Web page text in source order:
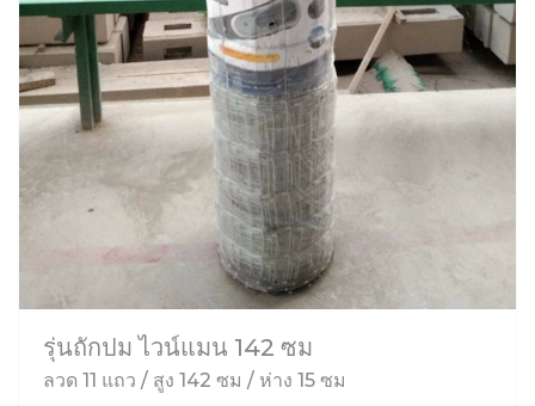
รุ่นถักปม ไวน์แมน 142 ซม
ลวด 11 แถว / สูง 142 ซม / ห่าง 15 ซม